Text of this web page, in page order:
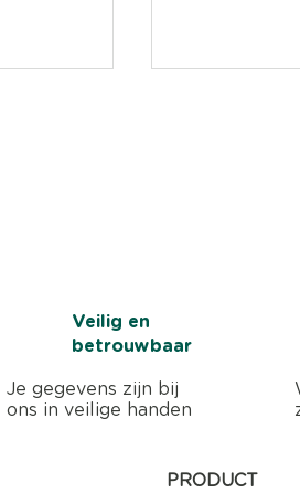
zijn
sneller
Veilig en
betrouwbaar
Je gegevens zijn bij
ons in veilige handen
PRODUCT